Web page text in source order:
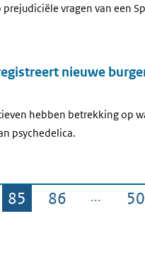
vragen van een
nieuwe
hebben betrekking op
psychedelica.
Pagina
85 Pagina
86